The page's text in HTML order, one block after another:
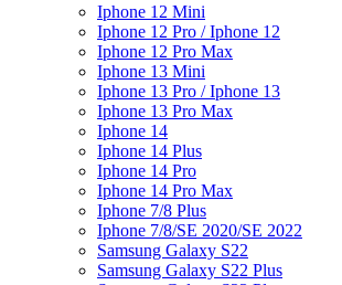
Iphone 12 Mini
Iphone 12 Pro / Iphone 12
Iphone 12 Pro Max
Iphone 13 Mini
Iphone 13 Pro / Iphone 13
Iphone 13 Pro Max
Iphone 14
Iphone 14 Plus
Iphone 14 Pro
Iphone 14 Pro Max
Iphone 7/8 Plus
Iphone 7/8/SE 2020/SE 2022
Samsung Galaxy S22
Samsung Galaxy S22 Plus